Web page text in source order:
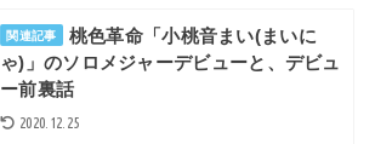
関連記事
桃色革命「小桃音まい(まいに
ゃ)」のソロメジャーデビューと、デビュ
ー前裏話
2020.12.25